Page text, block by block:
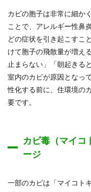
カビの胞子は非常に細か
ことで、アレルギー性鼻
どの症状を引き起こすこ
けて胞子の飛散量が増え
止まらない」「朝起きる
室内のカビが原因となっ
性化する前に、住環境の
要です。
カビ毒（マイコ
ージ
一部のカビは「マイコト